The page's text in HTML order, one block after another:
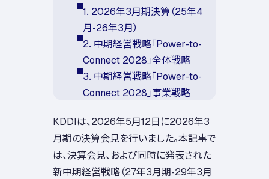
1. 2026年3月期決算（25年4
月-26年3月）
2. 中期経営戦略「Power-to-
Connect 2028」全体戦略
3. 中期経営戦略「Power-to-
Connect 2028」事業戦略
KDDIは、2026年5月12日に2026年3
月期の決算会見を行いました。本記事で
は、決算会見、および同時に発表された
新中期経営戦略（27年3月期-29年3月